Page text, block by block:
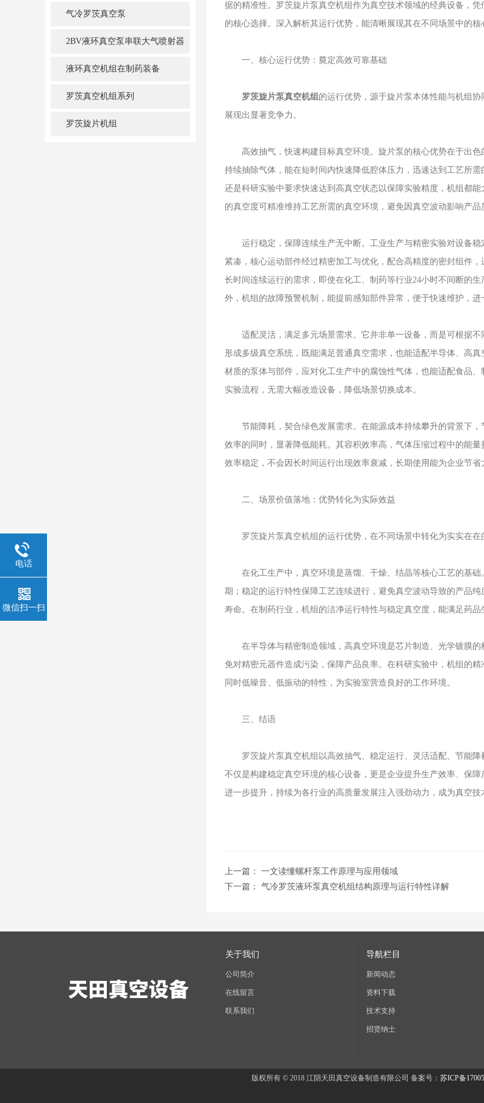
气冷罗茨真空泵
2BV液环真空泵串联大气喷射器
机组液环真空机组在制药装备
罗茨真空机组系列
罗茨旋片机组
据的精准性。罗茨旋片泵真空机组作为真空技术领域的经典设备，
的核心选择。深入解析其运行优势，能清晰展现其在不同场景中的核
一、核心运行优势：奠定高效可靠基础
罗茨旋片泵真空机组的运行优势，源于旋片泵本体性能与机组
展现出显著竞争力。
高效抽气，快速构建目标真空环境。旋片泵的核心优势在于出色
持续抽除气体，能在短时间内快速降低腔体压力，迅速达到工艺所
还是科研实验中要求快速达到高真空状态以保障实验精度，机组都
的真空度可精准维持工艺所需的真空环境，避免因真空波动影响产品
运行稳定，保障连续生产无中断。工业生产与精密实验对设备稳
紧凑，核心运动部件经过精密加工与优化，配合高精度的密封组件
长时间连续运行的需求，即使在化工、制药等行业24小时不间断的
外，机组的故障预警机制，能提前感知部件异常，便于快速维护，进
适配灵活，满足多元场景需求。它并非单一设备，而是可根据不
形成多级真空系统，既能满足普通真空需求，也能适配半导体、高
材质的泵体与部件，应对化工生产中的腐蚀性气体，也能适配食品
实验流程，无需大幅改造设备，降低场景切换成本。
节能降耗，契合绿色发展需求。在能源成本持续攀升的背景下，
效率的同时，显著降低能耗。其容积效率高，气体压缩过程中的能
效率稳定，不会因长时间运行出现效率衰减，长期使用能为企业节
二、场景价值落地：优势转化为实际效益
罗茨旋片泵真空机组的运行优势，在不同场景中转化为实实在在
在化工生产中，真空环境是蒸馏、干燥、结晶等核心工艺的基础
期；稳定的运行特性保障工艺连续进行，避免真空波动导致的产品
寿命。在制药行业，机组的洁净运行特性与稳定真空度，能满足药
在半导体与精密制造领域，高真空环境是芯片制造、光学镀膜的
免对精密元器件造成污染，保障产品良率。在科研实验中，机组的
同时低噪音、低振动的特性，为实验室营造良好的工作环境。
三、结语
罗茨旋片泵真空机组以高效抽气、稳定运行、灵活适配、节能降
不仅是构建稳定真空环境的核心设备，更是企业提升生产效率、保
进一步提升，持续为各行业的高质量发展注入强劲动力，成为真空技
上一篇： 一文读懂螺杆泵工作原理与应用领域
下一篇： 气冷罗茨液环泵真空机组结构原理与运行特性详解
关于我们
公司简介
在线留言
联系我们
导航栏目
新闻动态
资料下载
技术支持
招贤纳士
版权所有 © 2018 江阴天田真空设备制造有限公司 备案号： 苏ICP备
电话
微信扫一扫